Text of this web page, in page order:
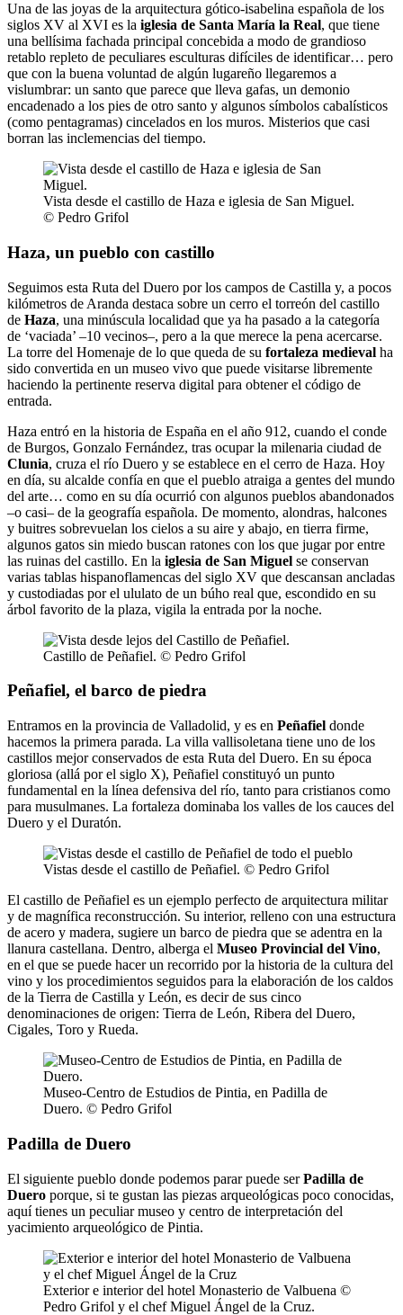
Una de las joyas de la arquitectura gótico-isabelina española de los
siglos XV al XVI es la iglesia de Santa María la Real, que tiene
una bellísima fachada principal concebida a modo de grandioso
retablo repleto de peculiares esculturas difíciles de identificar… pero
que con la buena voluntad de algún lugareño llegaremos a
vislumbrar: un santo que parece que lleva gafas, un demonio
encadenado a los pies de otro santo y algunos símbolos cabalísticos
(como pentagramas) cincelados en los muros. Misterios que casi
borran las inclemencias del tiempo.
Vista desde el castillo de Haza e iglesia de San Miguel.
© Pedro Grifol
Haza, un pueblo con castillo
Seguimos esta Ruta del Duero por los campos de Castilla y, a pocos
kilómetros de Aranda destaca sobre un cerro el torreón del castillo
de Haza, una minúscula localidad que ya ha pasado a la categoría
de ‘vaciada’ –10 vecinos–, pero a la que merece la pena acercarse.
La torre del Homenaje de lo que queda de su fortaleza medieval ha
sido convertida en un museo vivo que puede visitarse libremente
haciendo la pertinente reserva digital para obtener el código de
entrada.
Haza entró en la historia de España en el año 912, cuando el conde
de Burgos, Gonzalo Fernández, tras ocupar la milenaria ciudad de
Clunia, cruza el río Duero y se establece en el cerro de Haza. Hoy
en día, su alcalde confía en que el pueblo atraiga a gentes del mundo
del arte… como en su día ocurrió con algunos pueblos abandonados
–o casi– de la geografía española. De momento, alondras, halcones
y buitres sobrevuelan los cielos a su aire y abajo, en tierra firme,
algunos gatos sin miedo buscan ratones con los que jugar por entre
las ruinas del castillo. En la iglesia de San Miguel se conservan
varias tablas hispanoflamencas del siglo XV que descansan ancladas
y custodiadas por el ululato de un búho real que, escondido en su
árbol favorito de la plaza, vigila la entrada por la noche.
Castillo de Peñafiel. © Pedro Grifol
Peñafiel, el barco de piedra
Entramos en la provincia de Valladolid, y es en Peñafiel donde
hacemos la primera parada. La villa vallisoletana tiene uno de los
castillos mejor conservados de esta Ruta del Duero. En su época
gloriosa (allá por el siglo X), Peñafiel constituyó un punto
fundamental en la línea defensiva del río, tanto para cristianos como
para musulmanes. La fortaleza dominaba los valles de los cauces del
Duero y el Duratón.
Vistas desde el castillo de Peñafiel. © Pedro Grifol
El castillo de Peñafiel es un ejemplo perfecto de arquitectura militar
y de magnífica reconstrucción. Su interior, relleno con una estructura
de acero y madera, sugiere un barco de piedra que se adentra en la
llanura castellana. Dentro, alberga el Museo Provincial del Vino,
en el que se puede hacer un recorrido por la historia de la cultura del
vino y los procedimientos seguidos para la elaboración de los caldos
de la Tierra de Castilla y León, es decir de sus cinco
denominaciones de origen: Tierra de León, Ribera del Duero,
Cigales, Toro y Rueda.
Museo-Centro de Estudios de Pintia, en Padilla de
Duero. © Pedro Grifol
Padilla de Duero
El siguiente pueblo donde podemos parar puede serPadilla de
Duero porque, si te gustan las piezas arqueológicas poco conocidas,
aquí tienes un peculiar museo y centro de interpretación del
yacimiento arqueológico de Pintia.
Exterior e interior del hotel Monasterio de Valbuena ©
Pedro Grifol y el chef Miguel Ángel de la Cruz.